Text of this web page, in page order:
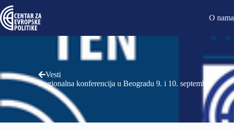
O nama
Vesti
Regionalna konferencija u Beogradu 9. i 10. septembra